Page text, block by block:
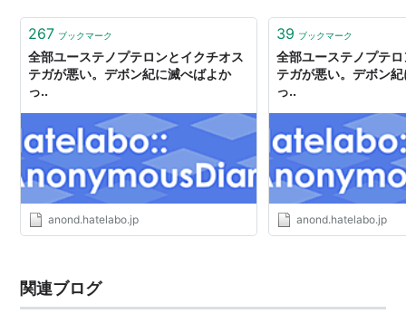
267 ブックマーク
全部ユーステノプテロンとイクチオス
テガが悪い。デボン紀に滅べばよか
っ..
anond.hatelabo.jp
39 ブックマーク
全部ユーステノプテ
テガが悪い。デボン
っ..
anond.hatelabo.jp
関連ブログ